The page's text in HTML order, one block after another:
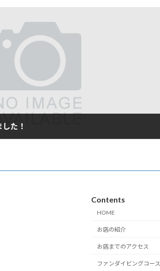
た！
Contents
HOME
お店の紹介
お店までのアクセス
ファンダイビングコース